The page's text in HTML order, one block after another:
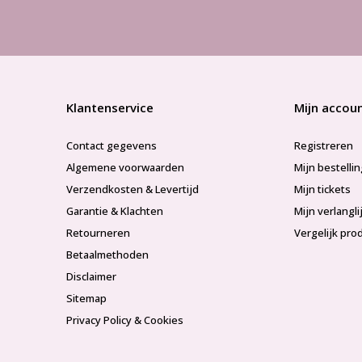
Klantenservice
Contact gegevens
Algemene voorwaarden
Verzendkosten & Levertijd
Garantie & Klachten
Retourneren
Betaalmethoden
Disclaimer
Sitemap
Privacy Policy & Cookies
Mijn
Registreren
Mijn
Mijn tickets
Mijn
Vergelijk